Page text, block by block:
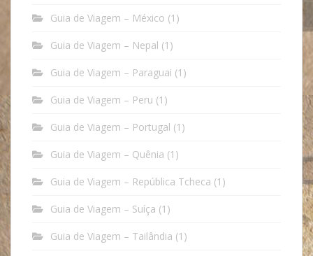
Guia de Viagem – México (1)
Guia de Viagem – Nepal (1)
Guia de Viagem – Paraguai (1)
Guia de Viagem – Peru (1)
Guia de Viagem – Portugal (1)
Guia de Viagem – Quênia (1)
Guia de Viagem – República Tcheca (1)
Guia de Viagem – Suíça (1)
Guia de Viagem – Tailândia (1)